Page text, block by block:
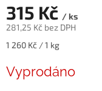
315 Kč / ks
281,25 Kč bez DPH
Měrná
1 260 Kč / 1 kg
Vyprodáno